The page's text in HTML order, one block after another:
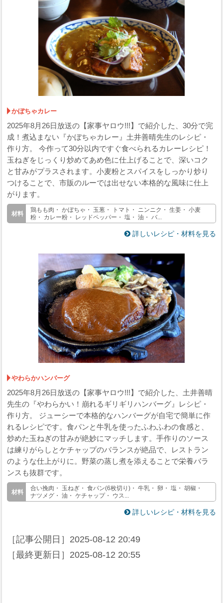
かぼちゃカレー
2025年8月26日放送の【家事ヤロウ!!!】で紹介した、30分で完
成！煮込まない『かぼちゃカレー』土井善晴先生のレシピ・
作り方。 今作って30分以内ですぐ食べられるカレーレシピ！
玉ねぎをじっくり炒めてあめ色に仕上げることで、深いコク
と甘みがプラスされます。小麦粉とスパイスをしっかり炒り
つけることで、市販のルーでは出せない本格的な風味に仕上
がります。
鶏もも肉・ かぼちゃ・ 玉葱・ トマト・ ニンニク・ 生姜・ 小麦
粉・ カレー粉・ レッドペッパー・ 塩・ 油・ バ...
詳しいレシピ・材料を見る
やわらかハンバーグ
2025年8月26日放送の【家事ヤロウ!!!】で紹介した、土井善晴
先生の『やわらかい！崩れるギリギリハンバーグ』レシピ・
作り方。 ジューシーで本格的なハンバーグが自宅で簡単に作
れるレシピです。食パンと牛乳を使ったふわふわの食感と、
炒めた玉ねぎの甘みが絶妙にマッチします。手作りのソース
は練りがらしとケチャップのバランスが絶品で、レストラン
のような仕上がりに。野菜の蒸し煮を添えることで栄養バラ
ンスも抜群です。
合い挽肉・ 玉ねぎ・ 食パン(6枚切り)・ 牛乳・ 卵・ 塩・ 胡椒・
ナツメグ・ 油・ ケチャップ・ ウス...
詳しいレシピ・材料を見る
［記事公開日］ 2025-08-12 20:49
［最終更新日］ 2025-08-12 20:55